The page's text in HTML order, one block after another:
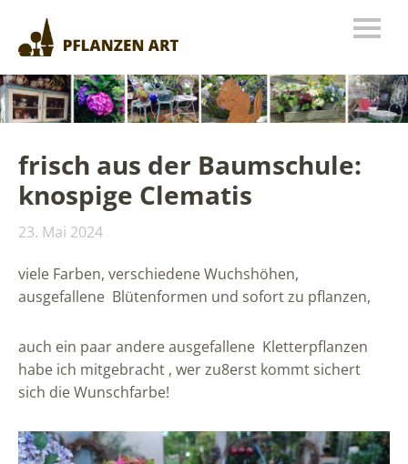
frisch aus der Baumschule:
knospige Clematis
23. Mai 2024
viele Farben, verschiedene Wuchshöhen,
ausgefallene Blütenformen und sofort zu pflanzen,
auch ein paar andere ausgefallene Kletterpflanzen
habe ich mitgebracht , wer zu8erst kommt sichert
sich die Wunschfarbe!